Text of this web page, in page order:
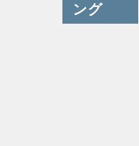
ング